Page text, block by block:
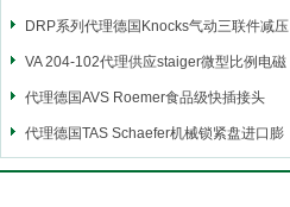
仪
DRP系列代理德国Knocks气动三联件减压
阀
VA 204-102代理供应staiger微型比例电磁
阀
代理德国AVS Roemer食品级快插接头
代理德国TAS Schaefer机械锁紧盘进口膨
胀套